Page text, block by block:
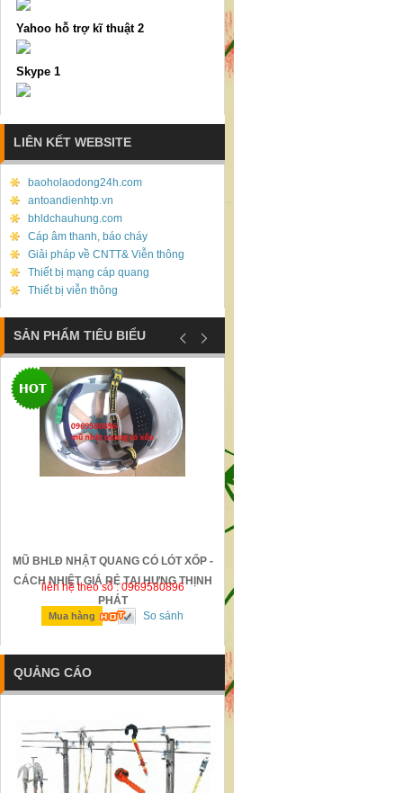
Yahoo hỗ trợ kĩ thuật 2
Skype 1
LIÊN KẾT WEBSITE
baoholaodong24h.com
antoandienhtp.vn
bhldchauhung.com
Cáp âm thanh, báo cháy
Giải pháp về CNTT& Viễn thông
Thiết bị mạng cáp quang
Thiết bị viễn thông
SẢN PHẨM TIÊU BIỂU
MŨ BHLĐ NHẬT QUANG CÓ LÓT XỐP -
CÁCH NHIỆT GIÁ RẺ TẠI HƯNG THỊNH
PHÁT
liên hệ theo số : 0969580896
Mua hàng So sánh
QUẢNG CÁO